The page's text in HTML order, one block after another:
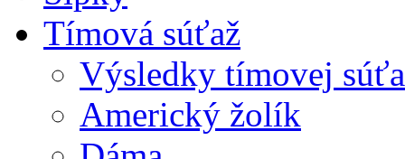
Tímová súťaž
Výsledky tímovej
Americký žolík